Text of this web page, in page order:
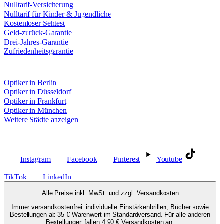
Nulltarif-Versicherung
Nulltarif für Kinder & Jugendliche
Kostenloser Sehtest
Geld-zurück-Garantie
Drei-Jahres-Garantie
Zufriedenheitsgarantie
Optiker in Berlin
Optiker in Düsseldorf
Optiker in Frankfurt
Optiker in München
Weitere Städte anzeigen
Instagram Facebook Pinterest Youtube
TikTok LinkedIn
Alle Preise inkl. MwSt. und zzgl. Versandkosten
Immer versandkostenfrei: individuelle Einstärkenbrillen, Bücher sowie
Bestellungen ab 35 € Warenwert im Standardversand. Für alle anderen
Bestellungen fallen 4,90 € Versandkosten an.